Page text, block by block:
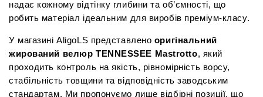
надає кожному відтінку глибини та об’ємності, що
робить матеріал ідеальним для виробів преміум-класу.
У магазині AligoLS представлено оригінальний
жирований велюр TENNESSEE Mastrotto, який
проходить контроль на якість, рівномірність ворсу,
стабільність товщини та відповідність заводським
стандартам. Ми пропонуємо лише відбірні позиції, що